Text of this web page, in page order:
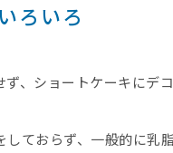
ろいろ
、ショートケーキにデ
ておらず、一般的に乳